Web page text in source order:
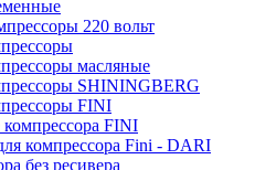
220 вольт
масляные
SHININGBERG
FINI
FINI
компрессора Fini - DARI
без ресивера